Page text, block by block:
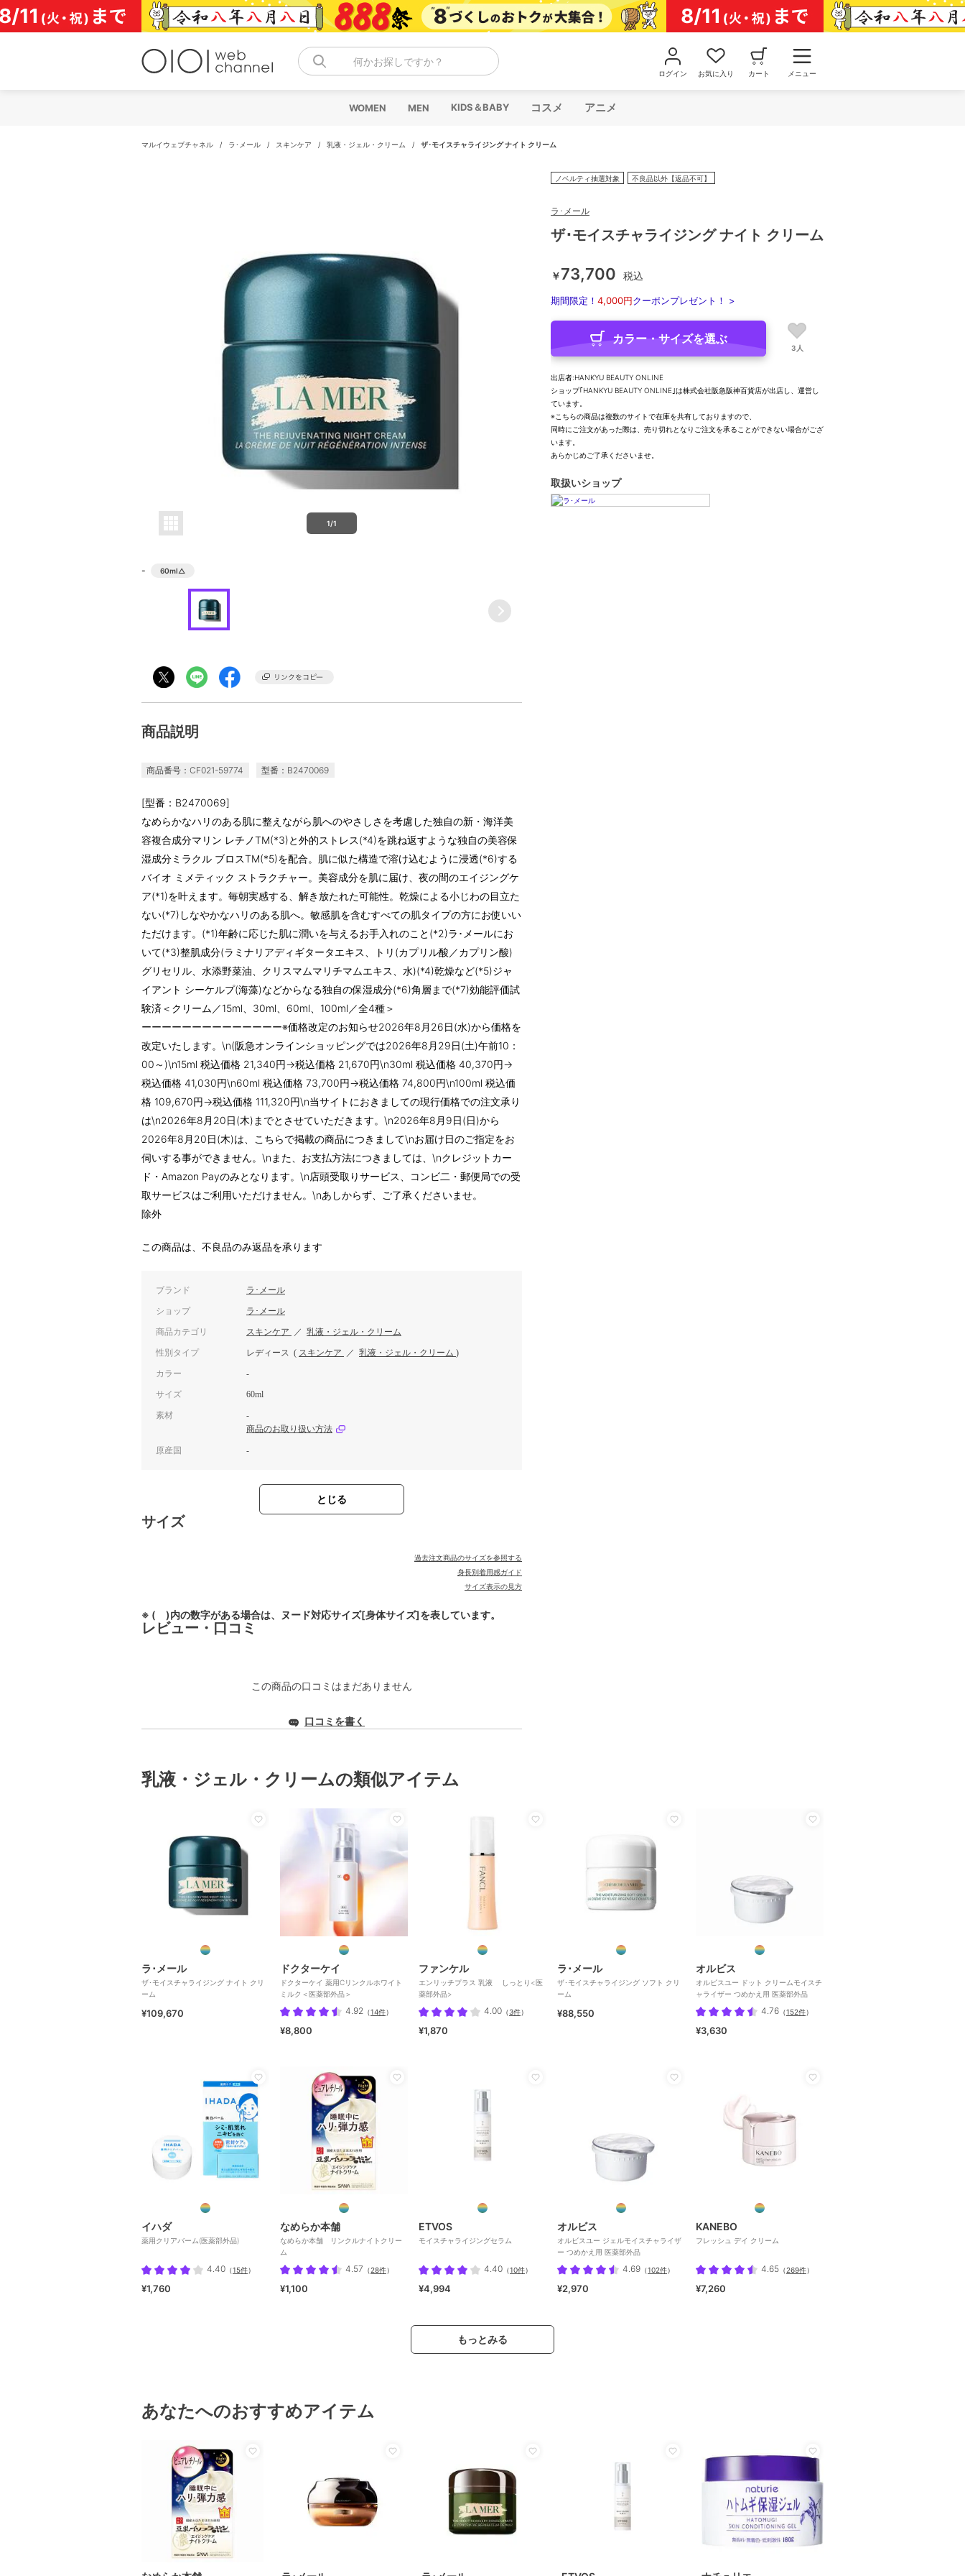
コ
ン
テ
何かお探しですか？
ログイン お気に入り カート メニュー
WOMEN MEN KIDS＆BABY コスメ アニメ
マルイウェブチャネル / ラ･メール / スキンケア / 乳液・ジェル・クリーム / ザ･モイスチャライジング ナイト クリーム
1/1
- 60ml△
商品説明
商品番号：CF021-59774 型番：B2470069
[型番：B2470069]
なめらかなハリのある肌に整えながら肌へのやさしさを考慮した独自の新・海洋美
容複合成分マリン レチノTM(*3)と外的ストレス(*4)を跳ね返すような独自の美容保
湿成分ミラクル ブロスTM(*5)を配合。肌に似た構造で溶け込むように浸透(*6)する
バイオ ミメティック ストラクチャー。美容成分を肌に届け、夜の間のエイジングケ
ア(*1)を叶えます。毎朝実感する、解き放たれた可能性。乾燥による小じわの目立た
ない(*7)しなやかなハリのある肌へ。敏感肌を含むすべての肌タイプの方にお使いい
ただけます。(*1)年齢に応じた肌に潤いを与えるお手入れのこと(*2)ラ･メールにお
いて(*3)整肌成分(ラミナリアディギタータエキス、トリ(カプリル酸／カプリン酸)
グリセリル、水添野菜油、クリスマムマリチマムエキス、水)(*4)乾燥など(*5)ジャ
イアント シーケルプ(海藻)などからなる独自の保湿成分(*6)角層まで(*7)効能評価試
験済＜クリーム／15ml、30ml、60ml、100ml／全4種＞
ーーーーーーーーーーーーーー※価格改定のお知らせ2026年8月26日(水)から価格を
改定いたします。\n(阪急オンラインショッピングでは2026年8月29日(土)午前10：
00～)\n15ml 税込価格 21,340円→税込価格 21,670円\n30ml 税込価格 40,370円→
税込価格 41,030円\n60ml 税込価格 73,700円→税込価格 74,800円\n100ml 税込価
格 109,670円→税込価格 111,320円\n当サイトにおきましての現行価格での注文承り
は\n2026年8月20日(木)までとさせていただきます。\n2026年8月9日(日)から
2026年8月20日(木)は、こちらで掲載の商品につきまして\nお届け日のご指定をお
伺いする事ができません。\nまた、お支払方法につきましては、\nクレジットカー
ド・Amazon Payのみとなります。\n店頭受取りサービス、コンビ二・郵便局での受
取サービスはご利用いただけません。\nあしからず、ご了承くださいませ。
除外
この商品は、不良品のみ返品を承ります
ブランド ラ･メール
ショップ ラ･メール
商品カテゴリ スキンケア ／ 乳液・ジェル・クリーム
性別タイプ レディース ( スキンケア ／ 乳液・ジェル・クリーム )
カラー -
サイズ 60ml
素材
-
商品のお取り扱い方法
原産国 -
とじる
サイズ
過去注文商品のサイズを参照する
身長別着用感ガイド
サイズ表示の見方
※ ( )内の数字がある場合は、ヌード対応サイズ[身体サイズ]を表しています。
レビュー・口コミ
この商品の口コミはまだありません
口コミを書く
ノベルティ抽選対象 不良品以外【返品不可】
ラ･メール
ザ･モイスチャライジング ナイト クリーム
￥73,700 税込
期間限定！ 4,000円クーポンプレゼント！ >
カラー・サイズを選ぶ
3人
出店者:HANKYU BEAUTY ONLINE
ショップ｢HANKYU BEAUTY ONLINE｣は株式会社阪急阪神百貨店が出店し、運営し
ています。
※こちらの商品は複数のサイトで在庫を共有しておりますので、
同時にご注文があった際は、売り切れとなりご注文を承ることができない場合がござ
います。
あらかじめご了承くださいませ。
取扱いショップ
乳液・ジェル・クリームの類似アイテム
ラ･メール
ザ･モイスチャライジング ナイト クリ
ーム
¥109,670
ドクターケイ
ドクターケイ 薬用Cリンクルホワイト
ミルク＜医薬部外品＞
4.92 （14件）
¥8,800
ファンケル
エンリッチプラス 乳液 しっとり<医
薬部外品>
4.00 （3件）
¥1,870
ラ･メール
ザ･モイスチャライジング ソフト クリ
ーム
¥88,550
オルビス
オルビスユー ドット クリームモイスチ
ャライザー つめかえ用 医薬部外品
4.76 （152件）
¥3,630
イハダ
薬用クリアバーム(医薬部外品)
4.40 （15件）
¥1,760
なめらか本舗
なめらか本舗 リンクルナイトクリー
ム
4.57 （28件）
¥1,100
ETVOS
モイスチャライジングセラム
4.40 （10件）
¥4,994
オルビス
オルビスユー ジェルモイスチャライザ
ー つめかえ用 医薬部外品
4.69 （102件）
¥2,970
KANEBO
フレッシュ デイ クリーム
4.65 （269件）
¥7,260
もっとみる
あなたへのおすすめアイテム